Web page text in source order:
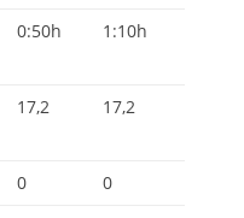
0:50h 1:10h
17,2 17,2
0
0